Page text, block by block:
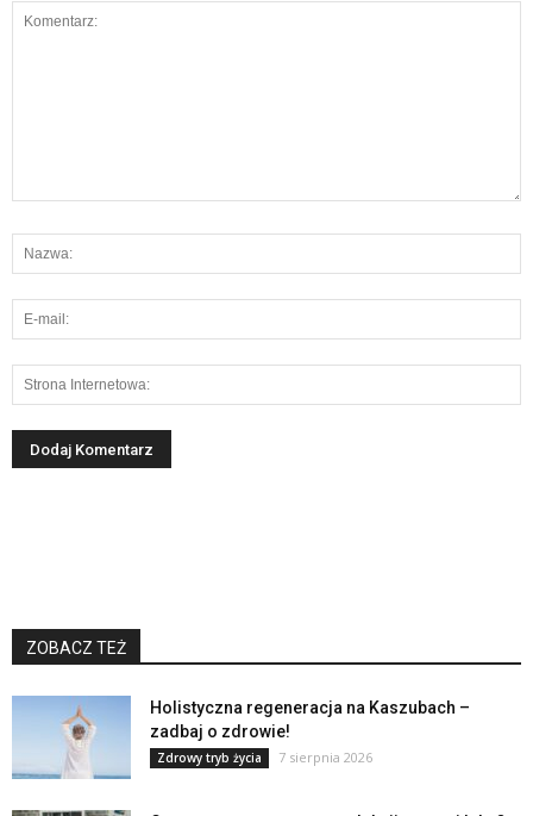
ZOBACZ TEŻ
Holistyczna regeneracja na Kaszubach –
zadbaj o zdrowie!
Zdrowy tryb życia 7 sierpnia 2026